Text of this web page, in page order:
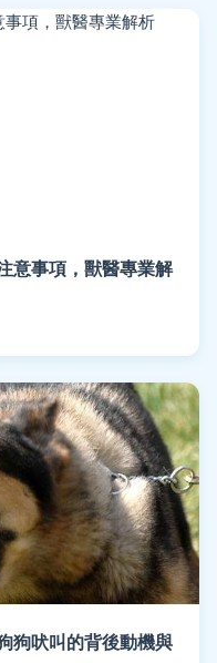
意事項，獸醫專業解
狗吠叫的背後動機與